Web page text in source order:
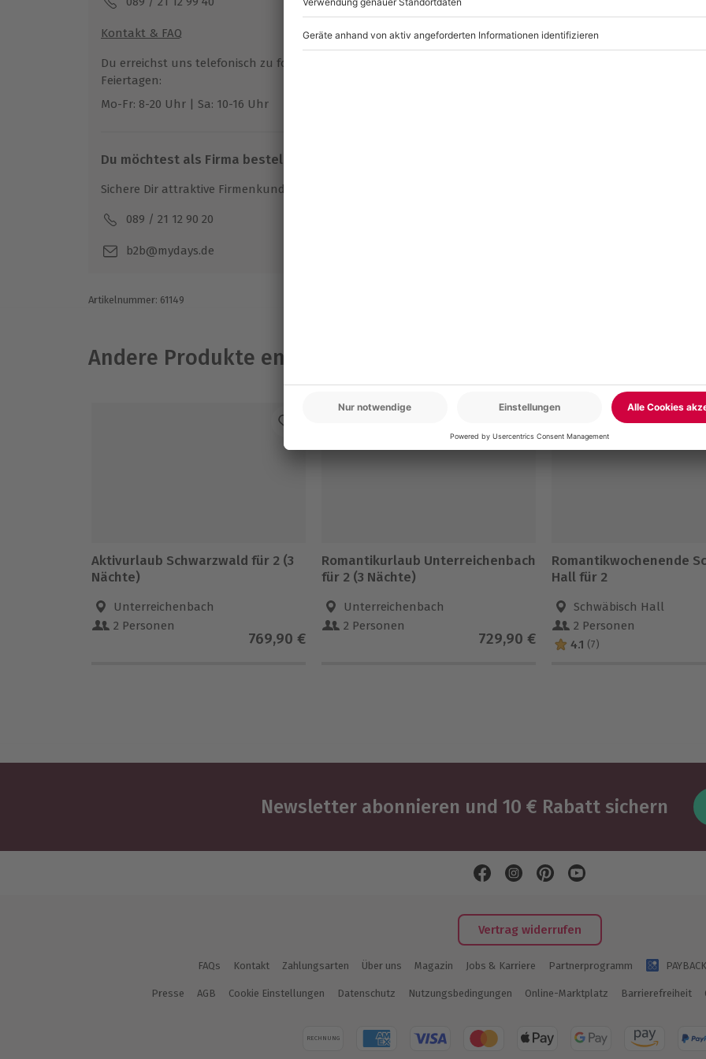
Für die lokale Steuer können Zusatzkosten anfallen (die Kosten sind vor
Ort zu begleichen)
Hin- und Rückreise sind im Preis nicht inbegriffen
möglich
Bitte beachte, dass für folgende Leistungen Zusatzkosten vor Ort anfallen
Mitnahme von Hunden
Kinder im Zimmer der Eltern (kostenfrei bis 5 Jahre)
Kontakt & FAQ
Mühldorfstraße 8
81671 München
Du erreichst uns telefonisch zu folgenden Zeiten, außer an bundesweiten
Feiertagen:
Mo-Fr: 8-20 Uhr | Sa: 10-16 Uhr
Du möchtest als Firma bestellen?
Sichere Dir attraktive Firmenkunden Vorteile.
089 / 21 12 90 20
b2b@mydays.de
Artikelnummer: 61149
Andere Produkte entdecken
Aktivurlaub Schwarzwald für 2 (3
Nächte)
Unterreichenbach
2 Personen
769,90 €
Romantikurlaub Unterreichenbach
für 2 (3 Nächte)
Unterreichenbach
2 Personen
729,90 €
Romantikwochenende
Hall für 2
Schwäbisch Hall
2 Personen
4.1 (7)
Newsletter abonnieren und 10 € Rabatt sichern
Vertrag widerrufen
FAQs Kontakt Zahlungsarten Über uns Magazin Jobs & Karriere Partnerprogramm PAYBACK
Presse AGB Cookie Einstellungen Datenschutz Nutzungsbedingungen Online-Marktplatz Barrierefreiheit
RECHNUNG